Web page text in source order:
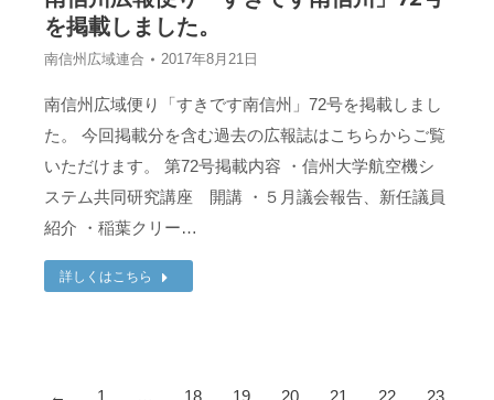
を掲載しました。
南信州広域連合 2017年8月21日
南信州広域便り「すきです南信州」72号を掲載しまし
た。 今回掲載分を含む過去の広報誌はこちらからご覧
いただけます。 第72号掲載内容 ・信州大学航空機シ
ステム共同研究講座 開講 ・５月議会報告、新任議員
紹介 ・稲葉クリー…
詳しくはこちら
← 1 … 18 19 20 21 22
23